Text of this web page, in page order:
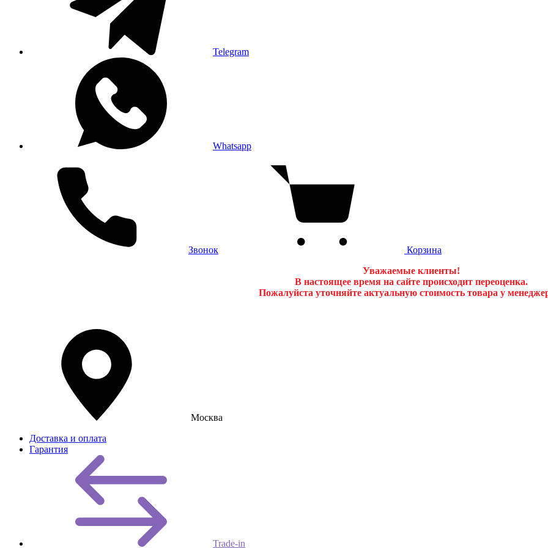
Telegram
Whatsapp
Звонок
Корзина
Уважаемые клиенты!
В настоящее время на сайте происходит переоценка.
Пожалуйста уточняйте актуальную стоимость товара у
Москва
Доставка и оплата
Гарантия
Trade-in